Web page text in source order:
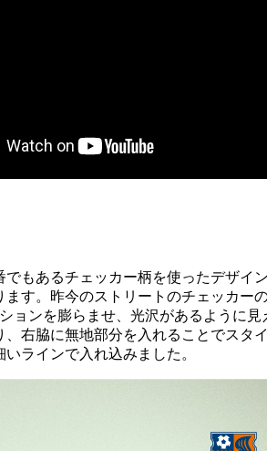
もあるチェッカー柄を使ったデザ
す。昨今のストリートのチェッカ
ンを膨らませ、光沢があるように
右脇に無地部分を入れることでス
ラインで入れ込みました。